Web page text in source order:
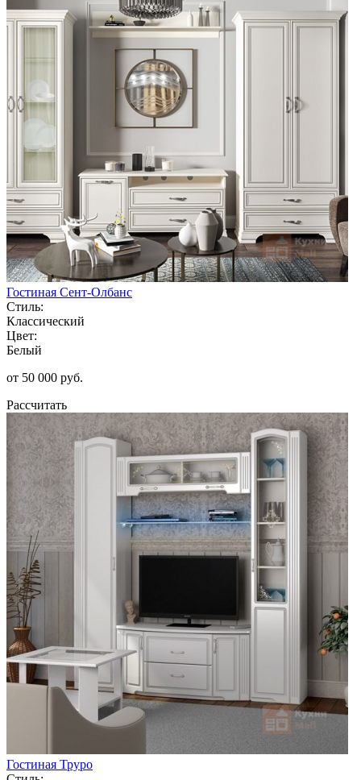
Гостиная Сент-Олбанс
Стиль:
Классический
Цвет:
Белый
от 50 000 руб.
Рассчитать
Гостиная Труро